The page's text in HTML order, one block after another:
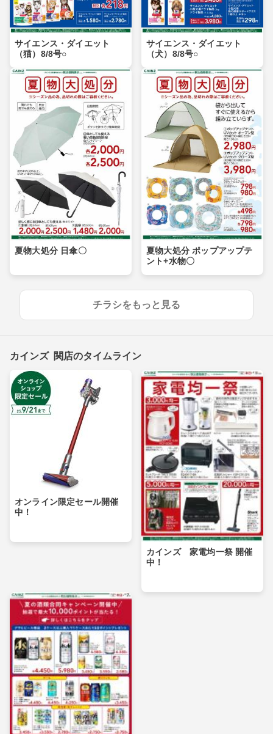
サイエンス・ダイエット
（猫）8/8号○
サイエンス・ダイエット
（犬）8/8号○
夏物大処分 日傘〇
夏物大処分 ポップアップテ
ント+水物〇
チラシをもっと見る
カインズ 関店のタイムライン
オンライン限定セール開催
中！
カインズ 家電均一祭 開催
中！